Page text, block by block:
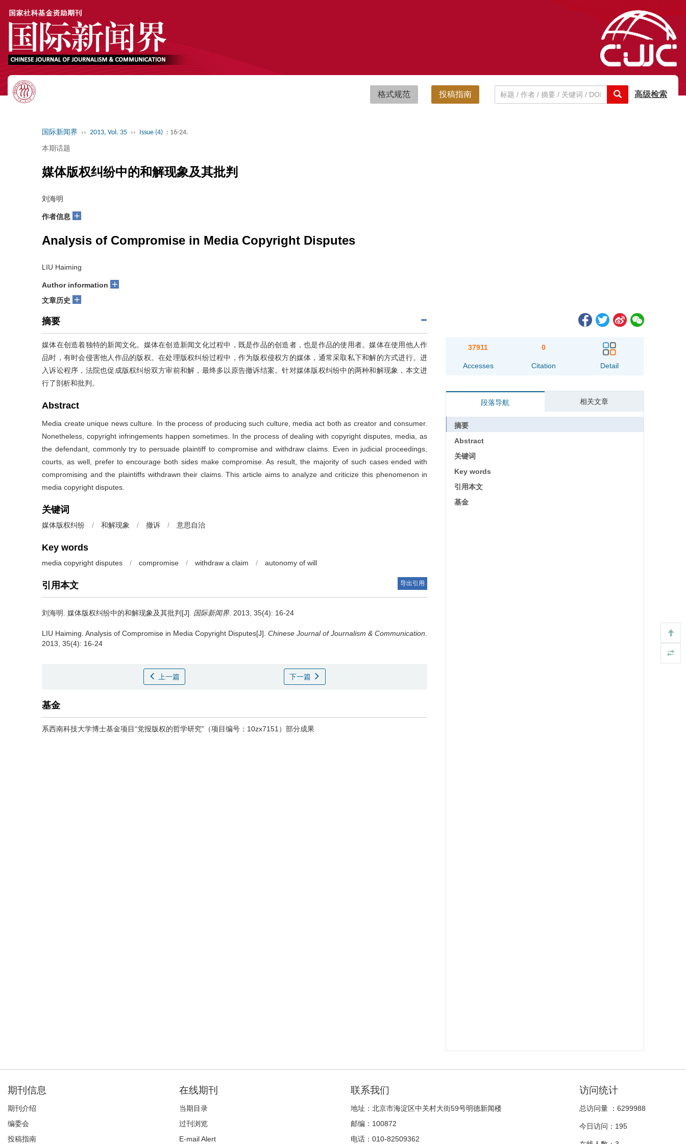
高级检索
投稿指南
格式规范
国际新闻界 ›› 2013, Vol. 35 ›› Issue (4) : 16-24.
本期话题
媒体版权纠纷中的和解现象及其批判
刘海明
作者信息 +
Analysis of Compromise in Media Copyright Disputes
LIU Haiming
Author information +
文章历史 +
摘要
媒体在创造着独特的新闻文化。媒体在创造新闻文化过程中，既是作品的创造者，也是作品的使用者。媒体在使用他人作
品时，有时会侵害他人作品的版权。在处理版权纠纷过程中，作为版权侵权方的媒体，通常采取私下和解的方式进行。进
入诉讼程序，法院也促成版权纠纷双方审前和解，最终多以原告撤诉结案。针对媒体版权纠纷中的两种和解现象，本文进
行了剖析和批判。
Abstract
Media create unique news culture. In the process of producing such culture, media act both as creator and consumer.
Nonetheless, copyright infringements happen sometimes. In the process of dealing with copyright disputes, media, as
the defendant, commonly try to persuade plaintiff to compromise and withdraw claims. Even in judicial proceedings,
courts, as well, prefer to encourage both sides make compromise. As result, the majority of such cases ended with
compromising and the plaintiffs withdrawn their claims. This article aims to analyze and criticize this phenomenon in
media copyright disputes.
关键词
媒体版权纠纷 / 和解现象 / 撤诉 / 意思自治
Key words
media copyright disputes / compromise / withdraw a claim / autonomy of will
引用本文 导出引用
刘海明. 媒体版权纠纷中的和解现象及其批判[J]. 国际新闻界 . 2013, 35(4): 16-24
LIU Haiming. Analysis of Compromise in Media Copyright Disputes[J]. Chinese Journal of Journalism & Communication
2013, 35(4): 16-24
上一篇 下一篇
基金
系西南科技大学博士基金项目“党报版权的哲学研究”（项目编号：10zx7151）部分成果
37911
Accesses
0
Citation Detail
段落导航 相关文章
摘要
Abstract
关键词
Key words
引用本文
基金
期刊信息
期刊介绍
编委会
投稿指南
在线期刊
当期目录
过刊浏览
E-mail Alert
联系我们
地址：北京市海淀区中关村大街59号明德新闻楼
邮编：100872
电话：010-82509362
访问统计
总访问量 ： 6299988
今日访问： 195